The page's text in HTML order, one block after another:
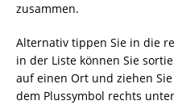
zusammen.
Alternativ tippen Sie in die
in der Liste können Sie
auf einen Ort und ziehen
dem Plussymbol rechts